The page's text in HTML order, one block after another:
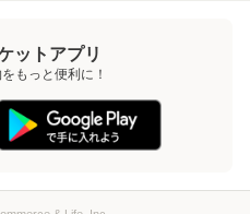
ットアプリ
もっと便利に！